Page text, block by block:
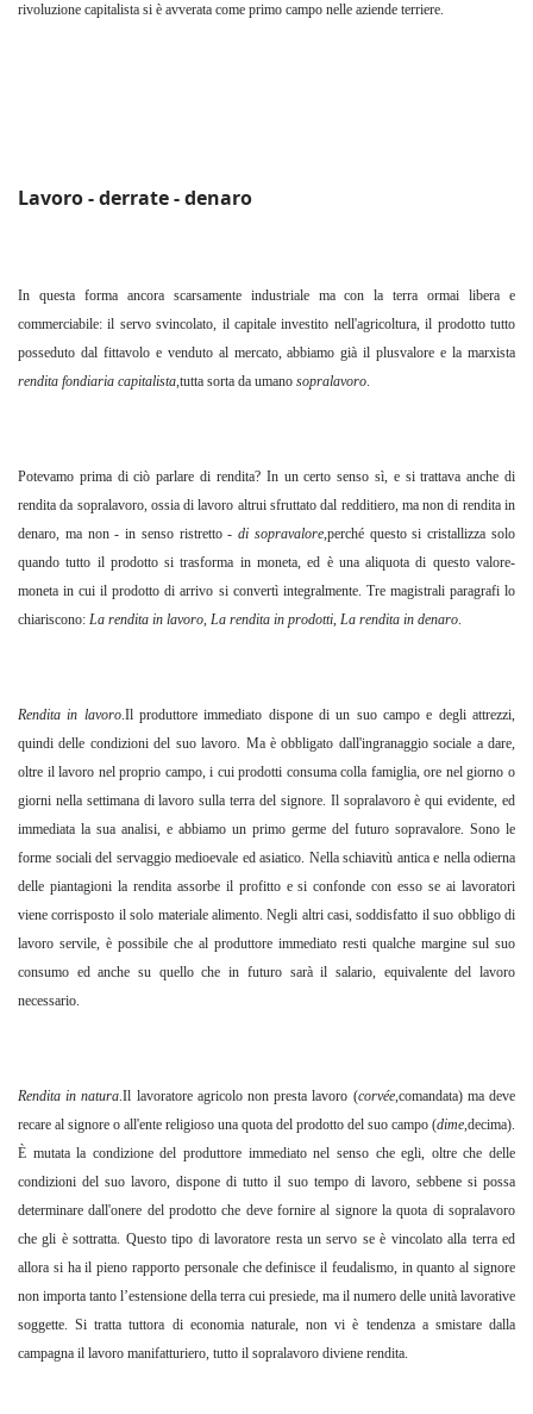
rivoluzione capitalista si è avverata come primo campo nelle aziende terriere.
Lavoro - derrate - denaro
In questa forma ancora scarsamente industriale ma con la terra ormai libera e
commerciabile: il servo svincolato, il capitale investito nell'agricoltura, il prodotto tutto
posseduto dal fittavolo e venduto al mercato, abbiamo già il plusvalore e la marxista
rendita fondiaria capitalista,tutta sorta da umano sopralavoro.
Potevamo prima di ciò parlare di rendita? In un certo senso sì, e si trattava anche di
rendita da sopralavoro, ossia di lavoro altrui sfruttato dal redditiero, ma non di rendita in
denaro, ma non - in senso ristretto -di sopravalore,perché questo si cristallizza solo
quando tutto il prodotto si trasforma in moneta, ed è una aliquota di questo valore-
moneta in cui il prodotto di arrivo si convertì integralmente. Tre magistrali paragrafi lo
chiariscono: La rendita in lavoro, La rendita in prodotti, La rendita in denaro.
Rendita in lavoro.Il produttore immediato dispone di un suo campo e degli attrezzi,
quindi delle condizioni del suo lavoro. Ma è obbligato dall'ingranaggio sociale a dare,
oltre il lavoro nel proprio campo, i cui prodotti consuma colla famiglia, ore nel giorno o
giorni nella settimana di lavoro sulla terra del signore. Il sopralavoro è qui evidente, ed
immediata la sua analisi, e abbiamo un primo germe del futuro sopravalore. Sono le
forme sociali del servaggio medioevale ed asiatico. Nella schiavitù antica e nella odierna
delle piantagioni la rendita assorbe il profitto e si confonde con esso se ai lavoratori
viene corrisposto il solo materiale alimento. Negli altri casi, soddisfatto il suo obbligo di
lavoro servile, è possibile che al produttore immediato resti qualche margine sul suo
consumo ed anche su quello che in futuro sarà il salario, equivalente del lavoro
necessario.
Rendita in natura.Il lavoratore agricolo non presta lavoro (corvée,comandata) ma deve
recare al signore o all'ente religioso una quota del prodotto del suo campo (dime,decima).
È mutata la condizione del produttore immediato nel senso che egli, oltre che delle
condizioni del suo lavoro, dispone di tutto il suo tempo di lavoro, sebbene si possa
determinare dall'onere del prodotto che deve fornire al signore la quota di sopralavoro
che gli è sottratta. Questo tipo di lavoratore resta un servo se è vincolato alla terra ed
allora si ha il pieno rapporto personale che definisce il feudalismo, in quanto al signore
non importa tanto l’estensione della terra cui presiede, ma il numero delle unità lavorative
soggette. Si tratta tuttora di economia naturale, non vi è tendenza a smistare dalla
campagna il lavoro manifatturiero, tutto il sopralavoro diviene rendita.